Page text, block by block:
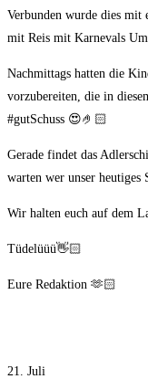
Verbunden wurde dies mit
mit Reis mit Karnevals
Nachmittags hatten die
vorzubereiten, die in
#gutSchuss 😍🤌🏻
Gerade findet das
warten wer unser heutiges
Wir halten euch auf dem
Tüdelüüü👋🏻
Eure Redaktion 🫶🏻
21. Juli